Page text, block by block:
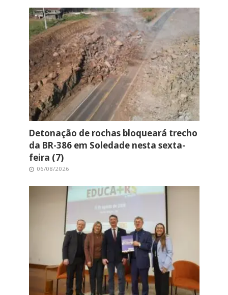
Detonação de rochas bloqueará trecho
da BR-386 em Soledade nesta sexta-
feira (7)
06/08/2026